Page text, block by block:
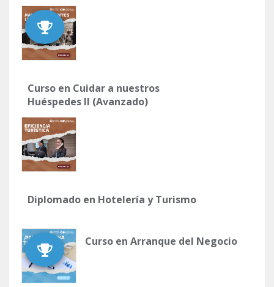
Curso en Cuidar a nuestros
Huéspedes II (Avanzado)
Diplomado en Hotelería y Turismo
Curso en Arranque del Negocio